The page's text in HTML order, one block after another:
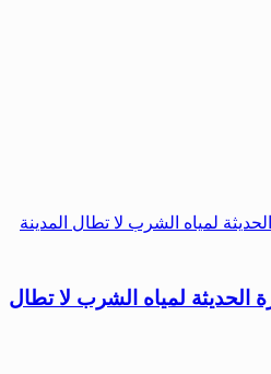
لمياه الشرب لا تطال